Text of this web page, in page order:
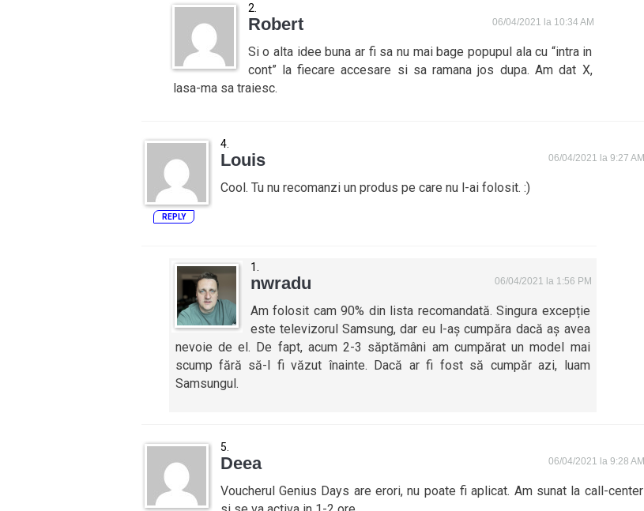
Robert 06/04/2021 la 10:34 AM
Si o alta idee buna ar fi sa nu mai bage popupul ala cu “intra in
cont” la fiecare accesare si sa ramana jos dupa. Am dat X,
lasa-ma sa traiesc.
Louis 06/04/2021 la 9:27 AM
Cool. Tu nu recomanzi un produs pe care nu l-ai folosit. :)
REPLY
nwradu 06/04/2021 la 1:56 PM
Am folosit cam 90% din lista recomandată. Singura excepție
este televizorul Samsung, dar eu l-aș cumpăra dacă aș avea
nevoie de el. De fapt, acum 2-3 săptămâni am cumpărat un model mai
scump fără să-l fi văzut înainte. Dacă ar fi fost să cumpăr azi, luam
Samsungul.
Deea 06/04/2021 la 9:28 AM
Voucherul Genius Days are erori, nu poate fi aplicat. Am sunat la call-center